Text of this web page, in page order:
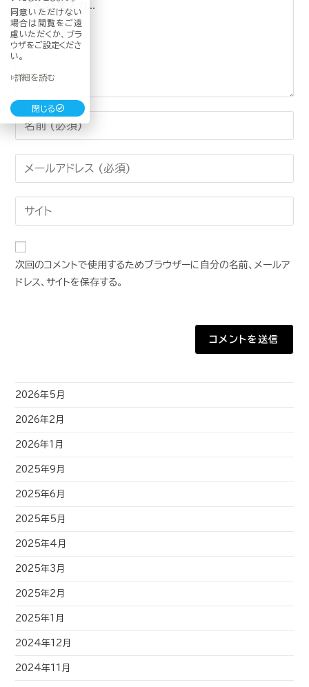
次回のコメントで使用するためブラウザーに自分の名前、メールア
ドレス、サイトを保存する。
2026年5月
2026年2月
2026年1月
2025年9月
2025年6月
2025年5月
2025年4月
2025年3月
2025年2月
2025年1月
2024年12月
2024年11月
同意いただけない
場合は閲覧をご遠
慮いただくか、ブラ
ウザをご設定くださ
い。
▷詳細を読む
閉じる